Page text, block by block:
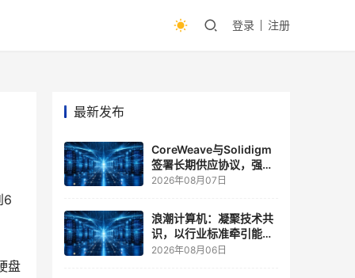
登录 注册
6
盘
最新发布
CoreWeave与Solidigm
签署长期供应协议，强化
一体化人工智能云平台
2026年08月07日
浪潮计算机：凝聚技术共
识，以行业标准牵引能力
跃升
2026年08月06日